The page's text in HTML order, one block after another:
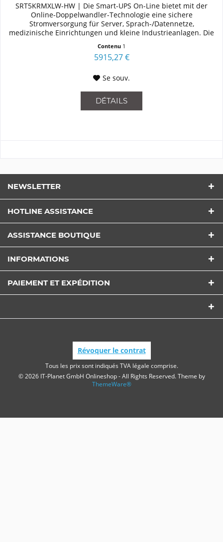
SRT5KRMXLW-HW | Die Smart-UPS On-Line bietet mit der
Online-Doppelwandler-Technologie eine sichere
Stromversorgung für Server, Sprach-/Datennetze,
medizinische Einrichtungen und kleine Industrieanlagen. Die
Contenu 1
5915,27 €
Se souv.
DÉTAILS
NEWSLETTER
HOTLINE ASSISTANCE
ASSISTANCE BOUTIQUE
INFORMATIONS
PAIEMENT ET EXPÉDITION
Révoquer le contrat
Tous les prix sont indiqués TVA légale comprise.
© 2026 IT-Planet GmbH Onlineshop - All Rights Reserved. Theme by
ThemeWare®